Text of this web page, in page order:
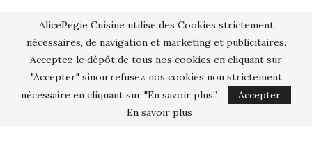
AlicePegie Cuisine utilise des Cookies strictement
nécessaires, de navigation et marketing et publicitaires.
Acceptez le dépôt de tous nos cookies en cliquant sur
"Accepter" sinon refusez nos cookies non strictement
nécessaire en cliquant sur "En savoir plus”.
Accepter
En savoir plus